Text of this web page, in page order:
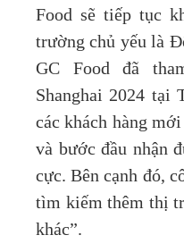
Food sẽ tiếp tục
trường chủ yếu là
GC Food đã
Shanghai 2024 tại
các khách hàng
và bước đầu nhận
cực. Bên cạnh đó,
tìm kiếm thêm thị
khác”.